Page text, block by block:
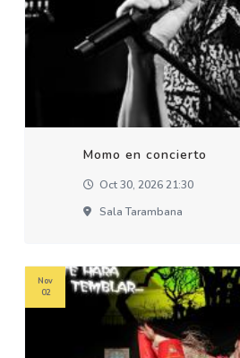
Momo en concierto
Oct 30, 2026 21:30
Sala Tarambana
Nov
02